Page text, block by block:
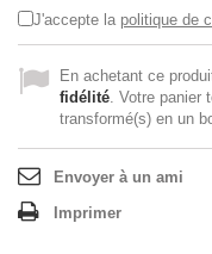
J'accepte la politique de
En achetant ce
fidélité. Votre panier
transformé(s) en un
Envoyer à un ami
Imprimer